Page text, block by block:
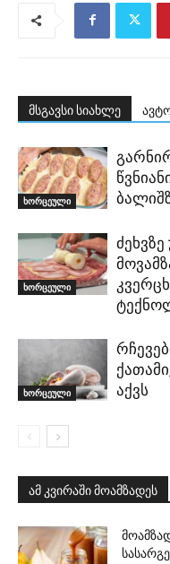
მსგავსი სიახლე
ხორცეული
ხორცეული
ხორცეული
აქვს
ამ კვირაში მოამზადეს